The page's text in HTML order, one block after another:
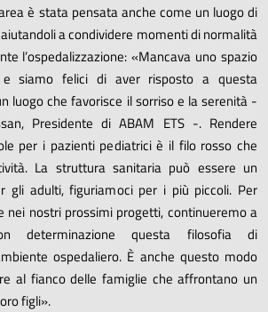
è stata pensata anche come un luogo di
a condividere momenti di normalità
l’ospedalizzazione: «Mancava uno spazio
siamo felici di aver risposto a questa
luogo che favorisce il sorriso e la serenità -
Presidente di ABAM ETS -. Rendere
per i pazienti pediatrici è il filo rosso che
La struttura sanitaria può essere un
gli adulti, figuriamoci per i più piccoli. Per
nei nostri prossimi progetti, continueremo a
determinazione questa filosofia di
ospedaliero. È anche questo modo
al fianco delle famiglie che affrontano un
figli».